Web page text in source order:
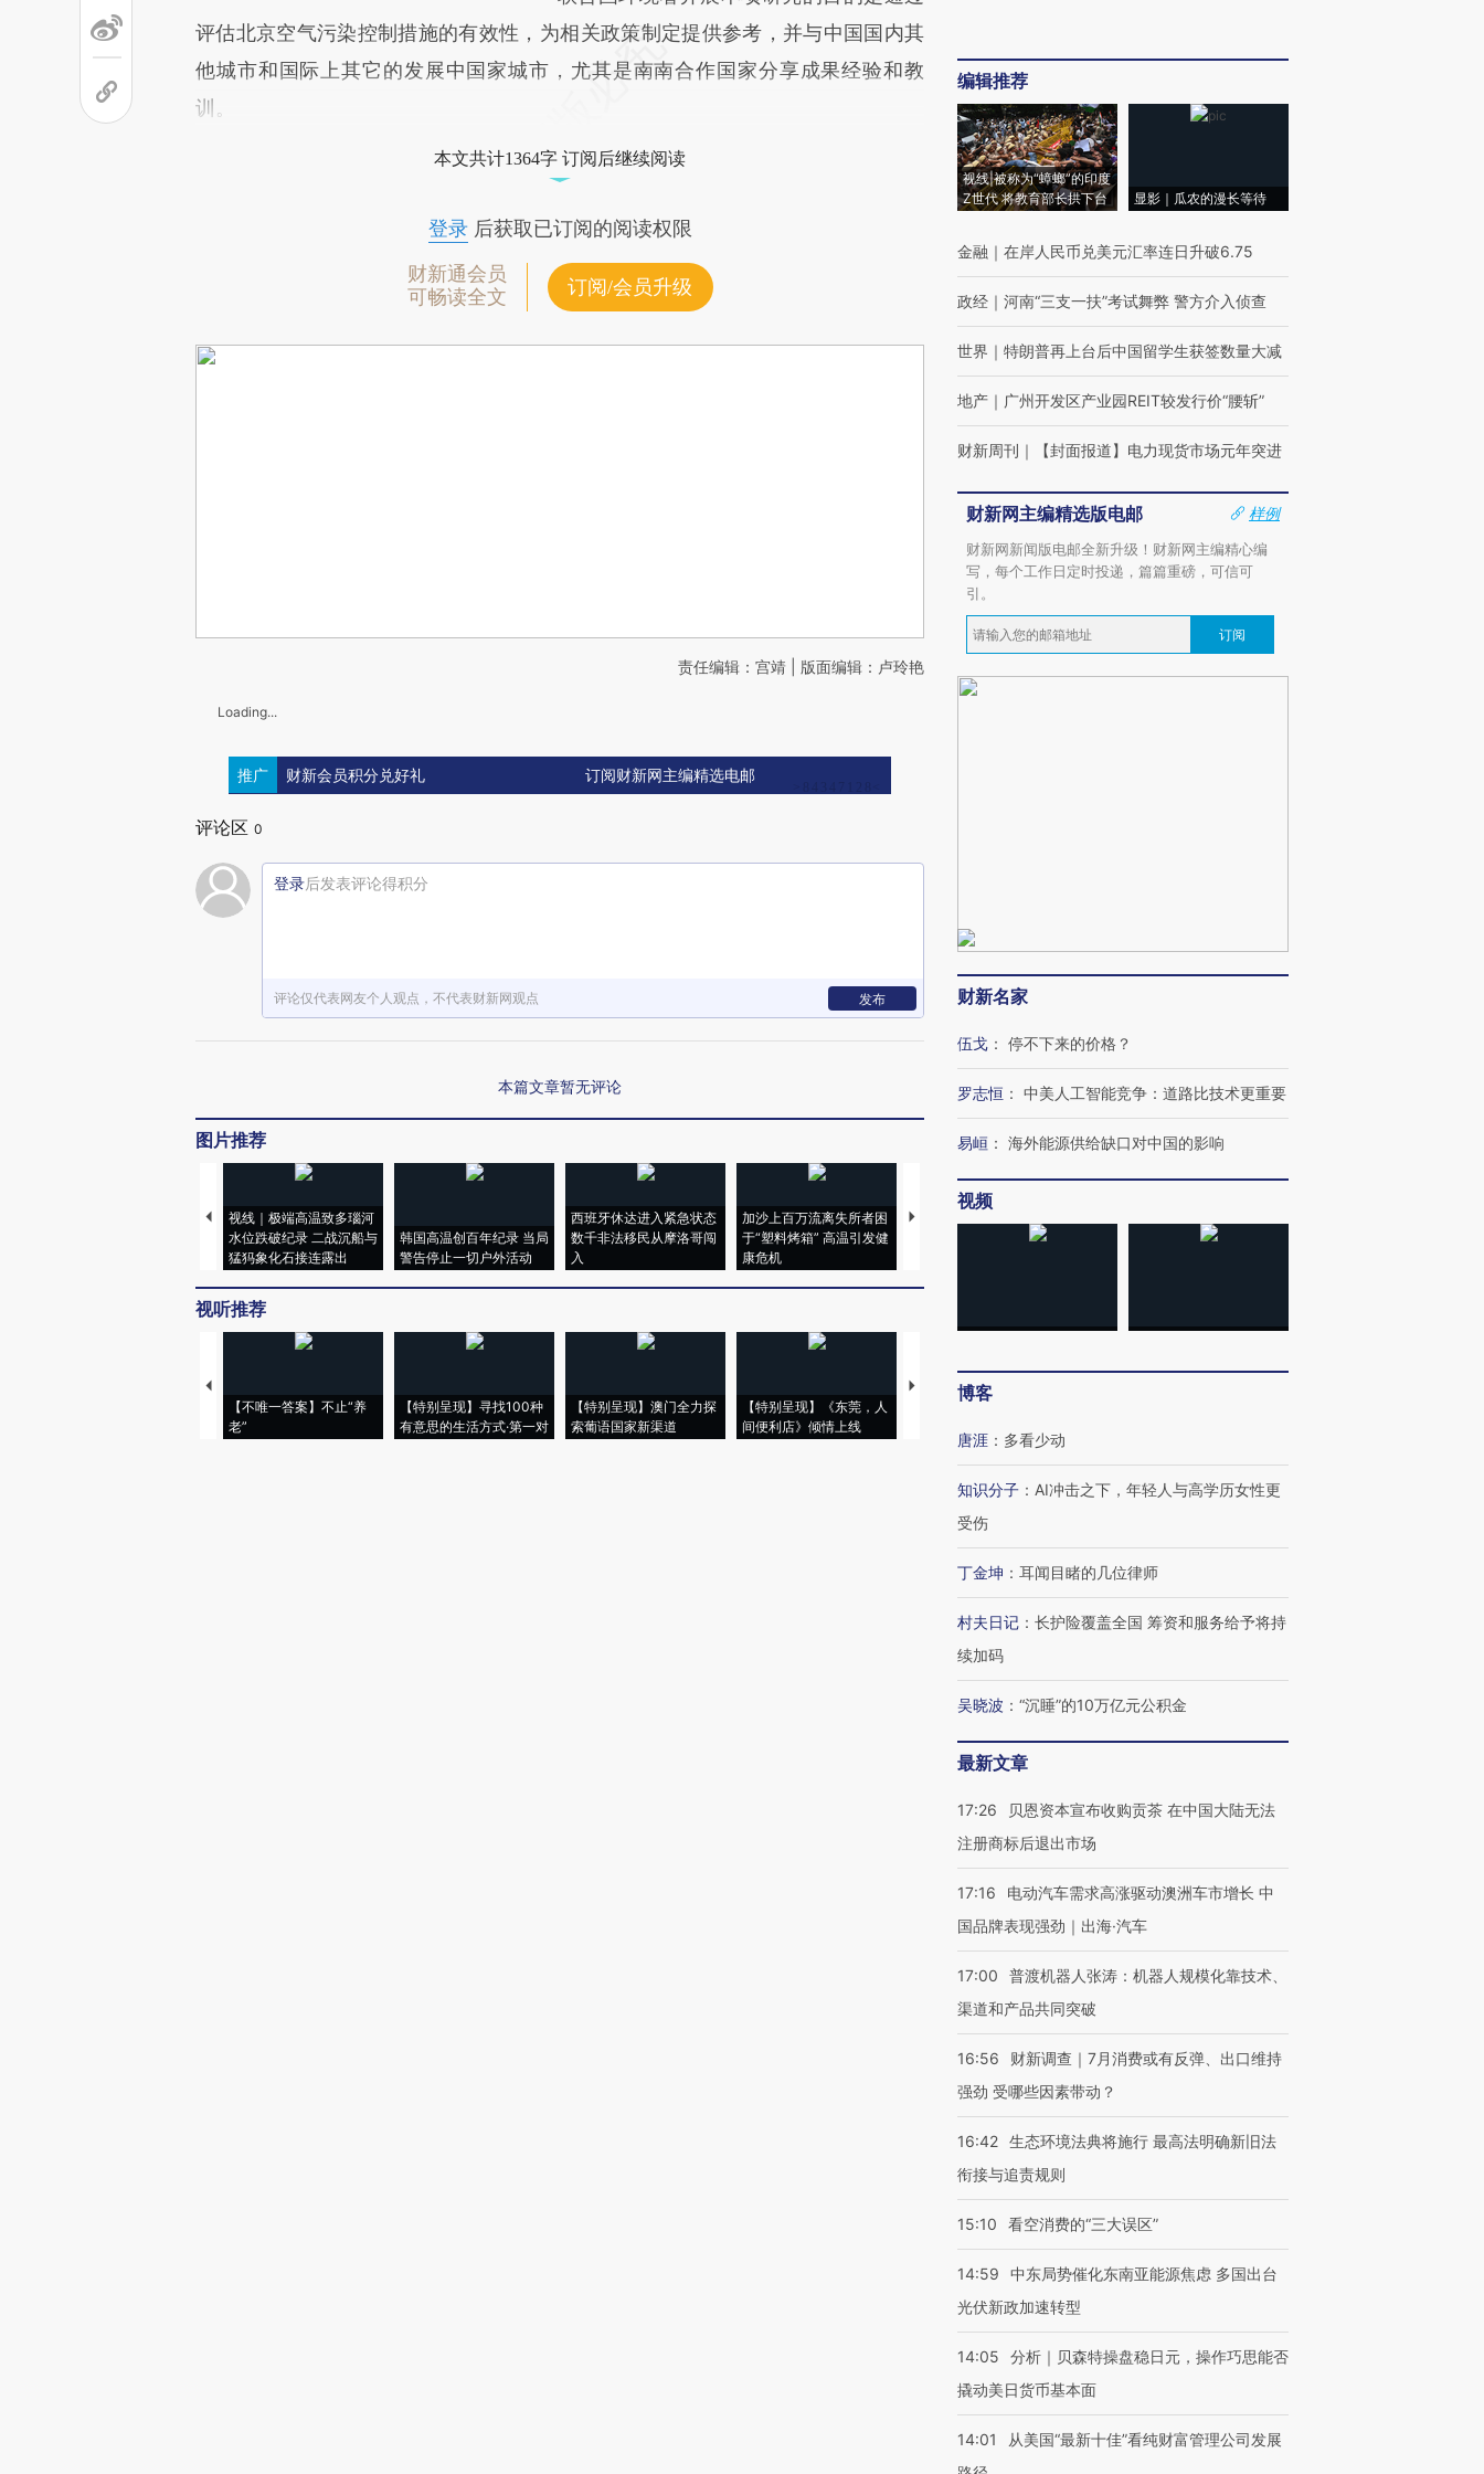
评估北京空气污染控制措施的有效性，为相关政策制定提供参考，并与中国国内其
他城市和国际上其它的发展中国家城市，尤其是南南合作国家分享成果经验和教
训。
本文共计1364字 订阅后继续阅读
登录后获取已订阅的阅读权限
财新通会员
可畅读全文
订阅/会员升级
责任编辑：宫靖 | 版面编辑：卢玲艳
Loading...
推广 财新会员积分兑好礼 订阅财新网主编精选电邮
评论区 0
登录后发表评论得积分
评论仅代表网友个人观点，不代表财新网观点 发布
本篇文章暂无评论
图片推荐
视线｜极端高温致多瑙河
水位跌破纪录 二战沉船与
猛犸象化石接连露出
韩国高温创百年纪录 当局
警告停止一切户外活动
西班牙休达进入紧急状态
数千非法移民从摩洛哥闯
入
加沙上百万流离失所者困
于“塑料烤箱” 高温引发健
康危机
视线｜HYROX的吸金
术：是什么让中产们甘
粒摇头丸 尿检体内含3种
视听推荐
【不唯一答案】不止“养
老”
【特别呈现】寻找100种
有意思的生活方式·第一对
【特别呈现】澳门全力探
索葡语国家新渠道
【特别呈现】《东莞，人
间便利店》倾情上线
【推广】走进第四届链博
会，让数智科技“链”接产
编辑推荐
视线|被称为“蟑螂”的印度
Z世代 将教育部长拱下台
显影｜瓜农的漫长等待
金融 ｜ 在岸人民币兑美元汇率连日升破6.75
政经 ｜ 河南“三支一扶”考试舞弊 警方介入侦查
世界 ｜ 特朗普再上台后中国留学生获签数量大减
地产 ｜ 广州开发区产业园REIT较发行价“腰斩”
财新周刊 ｜ 【封面报道】电力现货市场元年突进
财新网主编精选版电邮
样例
财新网新闻版电邮全新升级！财新网主编精心编
写，每个工作日定时投递，篇篇重磅，可信可
引。
订阅
财新名家
伍戈 ： 停不下来的价格？
罗志恒 ： 中美人工智能竞争：道路比技术更重要
易峘 ： 海外能源供给缺口对中国的影响
视频
博客
唐涯 ： 多看少动
知识分子 ： AI冲击之下，年轻人与高学历女性更
受伤
丁金坤 ： 耳闻目睹的几位律师
村夫日记 ： 长护险覆盖全国 筹资和服务给予将持
续加码
吴晓波 ： “沉睡”的10万亿元公积金
最新文章
17:26
贝恩资本宣布收购贡茶 在中国大陆无法
注册商标后退出市场
17:16
电动汽车需求高涨驱动澳洲车市增长 中
国品牌表现强劲｜出海·汽车
17:00
普渡机器人张涛：机器人规模化靠技术、
渠道和产品共同突破
16:56
财新调查｜7月消费或有反弹、出口维持
强劲 受哪些因素带动？
16:42 生态环境法典将施行 最高法明确新旧法
衔接与追责规则
15:10 看空消费的“三大误区”
14:59
中东局势催化东南亚能源焦虑 多国出台
光伏新政加速转型
14:05
分析｜贝森特操盘稳日元，操作巧思能否
撬动美日货币基本面
14:01
从美国“最新十佳”看纯财富管理公司发展